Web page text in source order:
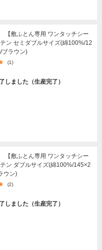
敷ふとん専用 ワンタッチシー
ン セミダブルサイズ(綿100%/12
ブラウン)
(1)
しました（生産完了）
敷ふとん専用 ワンタッチシー
ン ダブルサイズ(綿100%/145×2
ウン)
(2)
しました（生産完了）